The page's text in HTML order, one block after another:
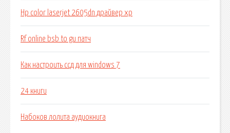
Hp color laserjet 2605dn драйвер xp
Rf online bsb to gu патч
Как настроить ссд для windows 7
24 книги
Набоков лолита аудиокнига